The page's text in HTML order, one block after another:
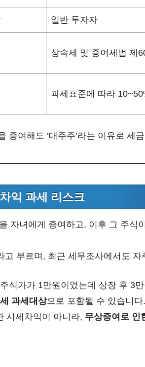
일반 투자자
상속세 및 증여세법 제
과세표준에 따라
증여해도 ‘대주주’라는 이유로 세
익 과세 리스크
자녀에게 증여하고, 이후 그 주식이
고 부르며, 최근 세무조사에서도
식가가 1만원이었는데 상장 후 3
과세대상으로 포함될 수 있습니다.
시세차익이 아니라, 무상증여로 인